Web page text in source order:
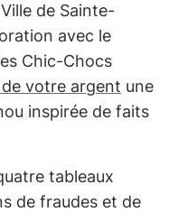
de Sainte-
avec le
Chic-Chocs
votre argent une
inspirée de faits
tableaux
de fraudes et de